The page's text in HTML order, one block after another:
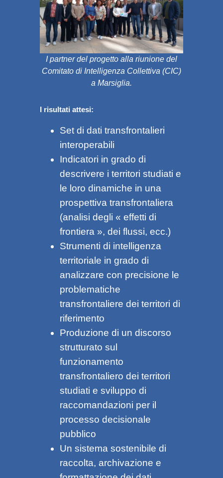
I partner del progetto alla riunione del
Comitato di Intelligenza Collettiva (CIC)
a Marsiglia.
I risultati attesi:
Set di dati transfrontalieri
interoperabili
Indicatori in grado di
descrivere i territori studiati e
le loro dinamiche in una
prospettiva transfrontaliera
(analisi degli « effetti di
frontiera », dei flussi, ecc.)
Strumenti di intelligenza
territoriale in grado di
analizzare con precisione le
problematiche
transfrontaliere dei territori di
riferimento
Produzione di un discorso
strutturato sul
funzionamento
transfrontaliero dei territori
studiati e sviluppo di
raccomandazioni per il
processo decisionale
pubblico
Un sistema sostenibile di
raccolta, archivazione e